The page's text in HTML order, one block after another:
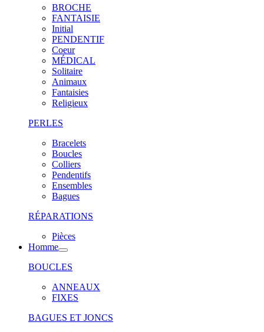
BROCHE
FANTAISIE
Initial
PENDENTIF
Coeur
MÉDICAL
Solitaire
Animaux
Fantaisies
Religieux
PERLES
Bracelets
Boucles
Colliers
Pendentifs
Ensembles
Bagues
RÉPARATIONS
Pièces
Homme
BOUCLES
ANNEAUX
FIXES
BAGUES ET JONCS